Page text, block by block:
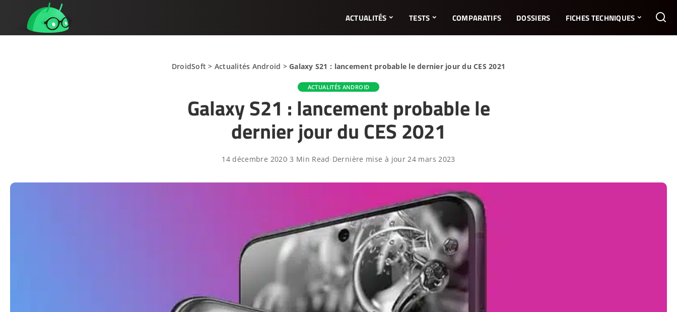
ACTUALITÉS TESTS COMPARATIFS DOSSIERS FICHES TECHNIQUES
DroidSoft > Actualités Android >Galaxy S21 : lancement probable le dernier jour du CES 2021
ACTUALITÉS ANDROID
Galaxy S21 : lancement probable le
dernier jour du CES 2021
14 décembre 2020 3 Min Read Dernière mise à jour 24 mars 2023